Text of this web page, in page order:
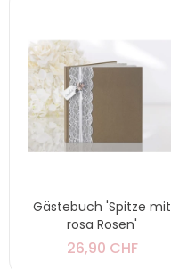
Gästebuch 'Spitze mit
rosa Rosen'
26,90 CHF